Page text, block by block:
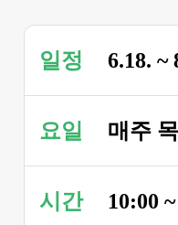
일정 6.18. ~
요일 매주
시간 10:00